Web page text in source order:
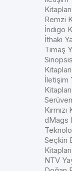
Kitapları
Remzi
İndigo
İthaki
Timaş
Kitapları
İletişim
Kitapları
dMags
Seçkin
Kitapları
NTV